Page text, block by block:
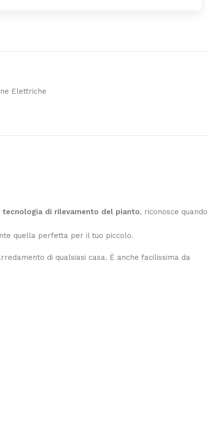
Elettriche
tecnologia di rilevamento del pianto, riconosce quando
quella perfetta per il tuo piccolo.
di qualsiasi casa. È anche facilissima da